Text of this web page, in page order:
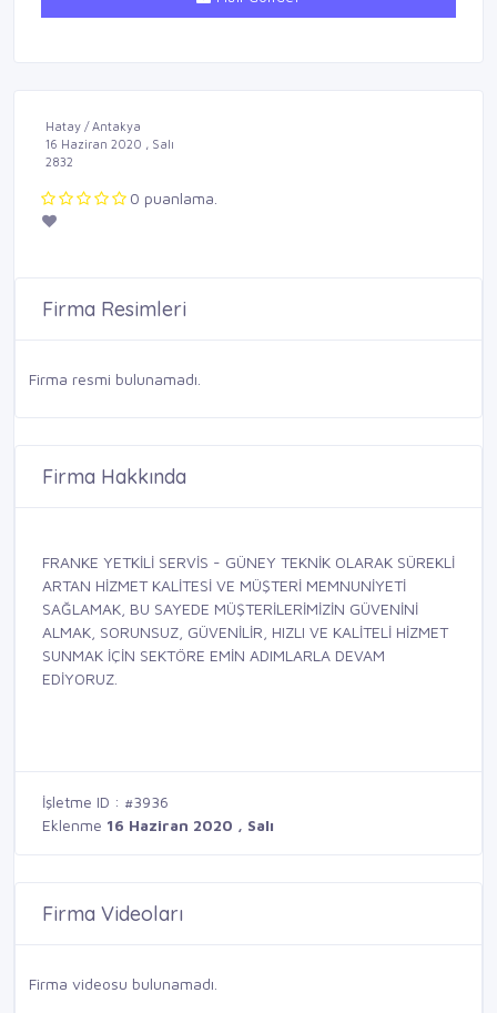
Hatay / Antakya
16 Haziran 2020 , Salı
2832
0 puanlama.
Firma Resimleri
Firma resmi bulunamadı.
Firma Hakkında
FRANKE YETKİLİ SERVİS - GÜNEY TEKNİK OLARAK SÜREKLİ
ARTAN HİZMET KALİTESİ VE MÜŞTERİ MEMNUNİYETİ
SAĞLAMAK, BU SAYEDE MÜŞTERİLERİMİZİN GÜVENİNİ
ALMAK, SORUNSUZ, GÜVENİLİR, HIZLI VE KALİTELİ HİZMET
SUNMAK İÇİN SEKTÖRE EMİN ADIMLARLA DEVAM
EDİYORUZ.
İşletme ID : #3936
Eklenme 16 Haziran 2020 , Salı
Firma Videoları
Firma videosu bulunamadı.